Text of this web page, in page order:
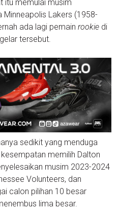
itu memulai musim
Minneapolis Lakers (1958-
ada lagi pemain rookie di
tersebut.
sedikit yang menduga
memilih Dalton
musim 2023-2024
Volunteers, dan
calon pilihan 10 besar
lima besar.